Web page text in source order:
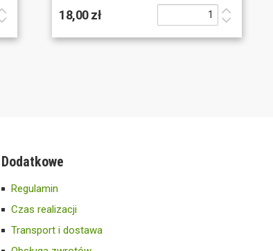
18,00 zł
Dodatkowe
Regulamin
Czas realizacji
Transport i dostawa